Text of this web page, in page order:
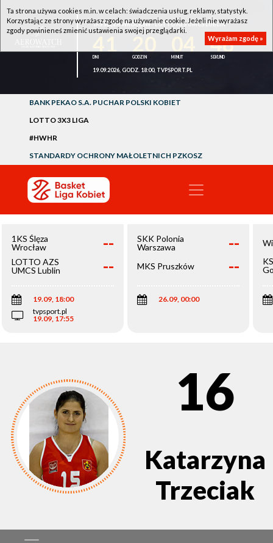
1KS ŚLĘZA WROCŁAW - LOTTO AZS UMCS LUBLIN
48
19.09.2026, GODZ. 18:00, TVPSPORT.PL
BANK PEKAO S.A. PUCHAR POLSKI KOBIET
LOTTO 3X3 LIGA
#HWHR
STANDARDY OCHRONY MAŁOLETNICH PZKOSZ
1KS Ślęza
Wrocław
--
LOTTO AZS
UMCS Lublin
--
19.09, 18:00
tvpsport.pl
19.09, 17:55
SKK Polonia
Warszawa
--
MKS Pruszków --
26.09, 00:00
16
Katarzyna
Trzeciak
Ta strona używa cookies m.in. w celach: świadczenia usług, reklamy, statystyk.
Korzystając ze strony wyrażasz zgodę na używanie cookie. Jeżeli nie wyrażasz
zgody powinieneś zmienić ustawienia swojej przeglądarki.
Wyrażam zgodę »